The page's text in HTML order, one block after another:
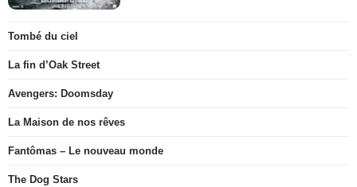
Tombé du ciel
La fin d’Oak Street
Avengers: Doomsday
La Maison de nos rêves
Fantômas – Le nouveau monde
The Dog Stars